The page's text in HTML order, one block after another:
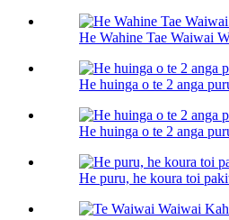
He Wahine Tae Waiwai
He huinga o te 2 anga
He huinga o te 2 anga
He puru, he koura toi